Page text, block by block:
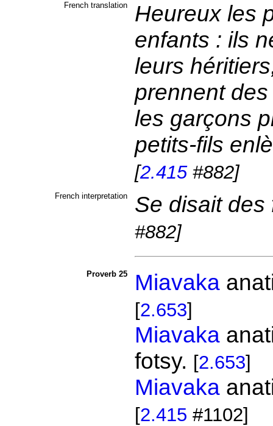
French translation
Heureux les
enfants : ils
leurs
prennent
les garçons
petits-fils
[2.415#882]
French interpretation Se disait
#882]
Proverb 25 Miavaka
[2.653]
Miavaka
fotsy. [2.653]
Miavaka
[2.415 #1102]